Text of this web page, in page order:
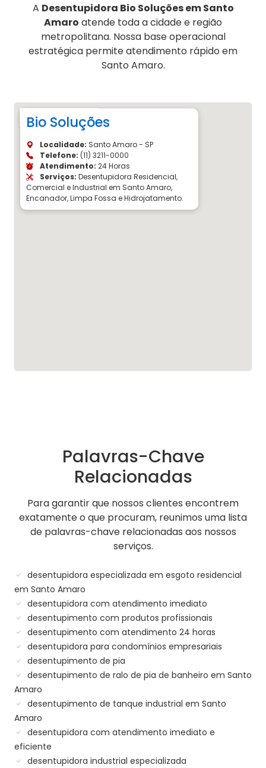
A Desentupidora Bio Soluções em Santo
Amaro atende toda a cidade e região
metropolitana. Nossa base operacional
estratégica permite atendimento rápido em
Santo Amaro.
Bio Soluções
Localidade: Santo Amaro - SP
Telefone: (11) 3211-0000
Atendimento: 24 Horas
Serviços: Desentupidora Residencial,
Comercial e Industrial em Santo Amaro,
Encanador, Limpa Fossa e Hidrojatamento.
Palavras-Chave
Relacionadas
Para garantir que nossos clientes encontrem
exatamente o que procuram, reunimos uma lista
de palavras-chave relacionadas aos nossos
serviços.
desentupidora especializada em esgoto residencial
em Santo Amaro
desentupidora com atendimento imediato
desentupimento com produtos profissionais
desentupimento com atendimento 24 horas
desentupidora para condomínios empresariais
desentupimento de pia
desentupimento de ralo de pia de banheiro em Santo
Amaro
desentupimento de tanque industrial em Santo
Amaro
desentupidora com atendimento imediato e
eficiente
desentupidora industrial especializada